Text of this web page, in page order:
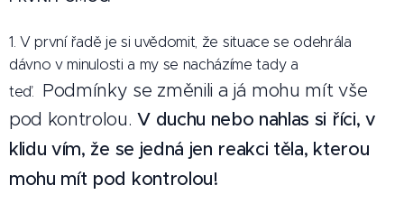
1. V první řadě je si uvědomit, že situace se odehrála
dávno v minulosti a my se nacházíme tady a
teď. Podmínky se změnili a já mohu mít vše
pod kontrolou.V duchu nebo nahlas si říci, v
klidu vím, že se jedná jen reakci těla, kterou
mohu mít pod kontrolou!